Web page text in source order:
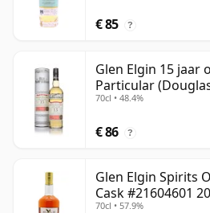
€ 85 ?
Glen Elgin 15 jaar
Particular
70cl • 48.4%
€ 86 ?
Glen Elgin Spirits
Cask #21604601
70cl • 57.9%